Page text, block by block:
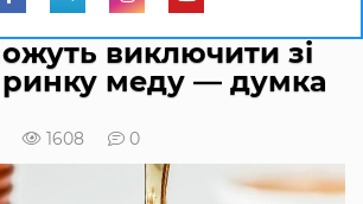
виключити зі
ринку меду — думка
1608 0